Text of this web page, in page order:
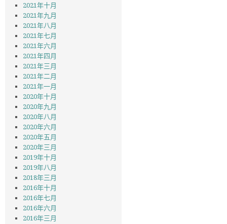
2021年十月
2021年九月
2021年八月
2021年七月
2021年六月
2021年四月
2021年三月
2021年二月
2021年一月
2020年十月
2020年九月
2020年八月
2020年六月
2020年五月
2020年三月
2019年十月
2019年八月
2018年三月
2016年十月
2016年七月
2016年六月
2016年三月